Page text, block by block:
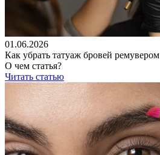
01.06.2026
Как убрать татуаж бровей ремувером
О чем статья?
Читать статью